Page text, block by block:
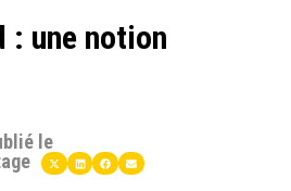
: une notion
le